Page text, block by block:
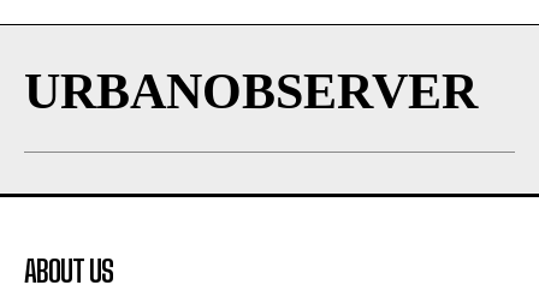
URBANOBSERVER
ABOUT US